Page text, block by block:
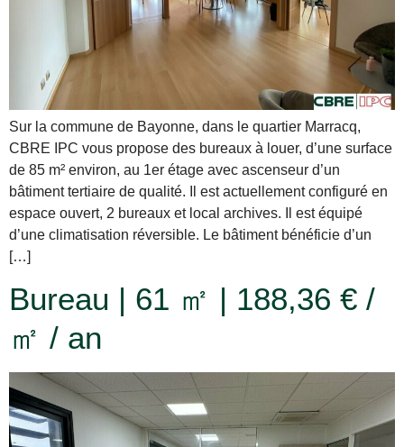
Sur la commune de Bayonne, dans le quartier Marracq,
CBRE IPC vous propose des bureaux à louer, d’une surface
de 85 m² environ, au 1er étage avec ascenseur d’un
bâtiment tertiaire de qualité. Il est actuellement configuré en
espace ouvert, 2 bureaux et local archives. Il est équipé
d’une climatisation réversible. Le bâtiment bénéficie d’un
[…]
Bureau | 61 ㎡ | 188,36 € /
㎡ / an